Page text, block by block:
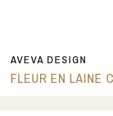
AVEVA DESIGN
FLEUR EN LAINE